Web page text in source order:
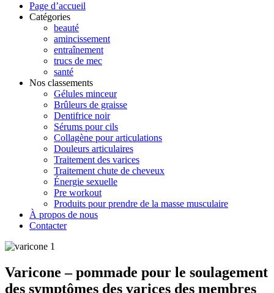
Page d’accueil
Catégories
beauté
amincissement
entraînement
trucs de mec
santé
Nos classements
Gélules minceur
Brûleurs de graisse
Dentifrice noir
Sérums pour cils
Collagène pour articulations
Douleurs articulaires
Traitement des varices
Traitement chute de cheveux
Énergie sexuelle
Pre workout
Produits pour prendre de la masse musculaire
À propos de nous
Contacter
Varicone – pommade pour le soulagement
des symptômes des varices des membres